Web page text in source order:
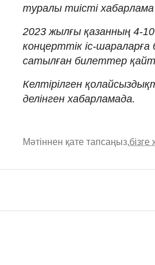
туралы тиісті
2023 жылғы қазанның 4-
концерттік іс-
сатылған билеттер
Келтірілген
делінген хабарламада.
Мәтіннен қате тапсаңыз,